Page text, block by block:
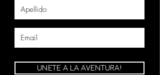
UNETE A LA AVENTURA!